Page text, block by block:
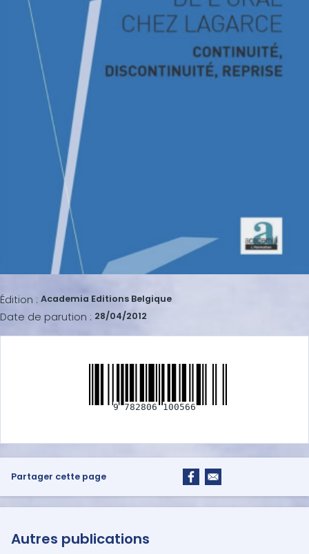
Édition : Academia Editions Belgique
Date de parution : 28/04/2012
9 782806 100566
Partager cette page
Autres publications